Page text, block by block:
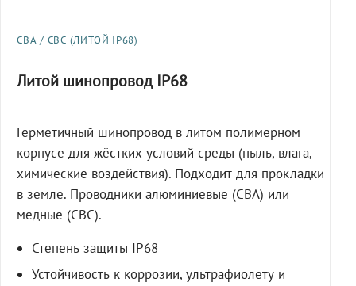
СВА / СВС (ЛИТОЙ IP68)
Литой шинопровод IP68
Герметичный шинопровод в литом полимерном
корпусе для жёстких условий среды (пыль, влага,
химические воздействия). Подходит для прокладки
в земле. Проводники алюминиевые (СВА) или
медные (СВС).
Степень защиты IP68
Устойчивость к коррозии, ультрафиолету и